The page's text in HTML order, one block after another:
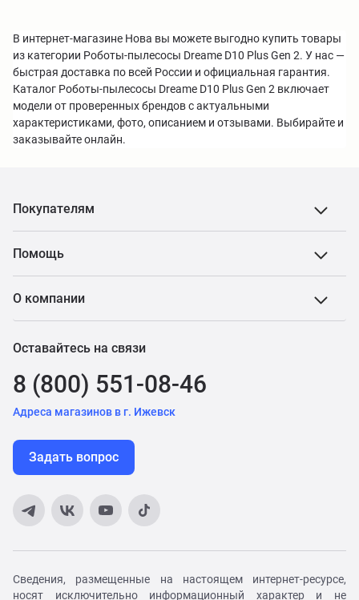
В интернет-магазине Нова вы можете выгодно купить товары
из категории Роботы-пылесосы Dreame D10 Plus Gen 2. У нас —
быстрая доставка по всей России и официальная гарантия.
Каталог Роботы-пылесосы Dreame D10 Plus Gen 2 включает
модели от проверенных брендов с актуальными
характеристиками, фото, описанием и отзывами. Выбирайте и
заказывайте онлайн.
Покупателям
Помощь
О компании
Оставайтесь на связи
8 (800) 551-08-46
Адреса магазинов в г. Ижевск
Задать вопрос
Сведения, размещенные на настоящем интернет-ресурсе,
носят исключительно информационный характер и не